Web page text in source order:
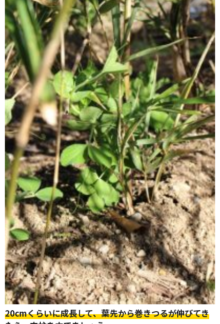
タイプ
大テーマ
小テーマ
絞り込み
20cmくらいに成長して、葉先から巻きつるが伸びてき